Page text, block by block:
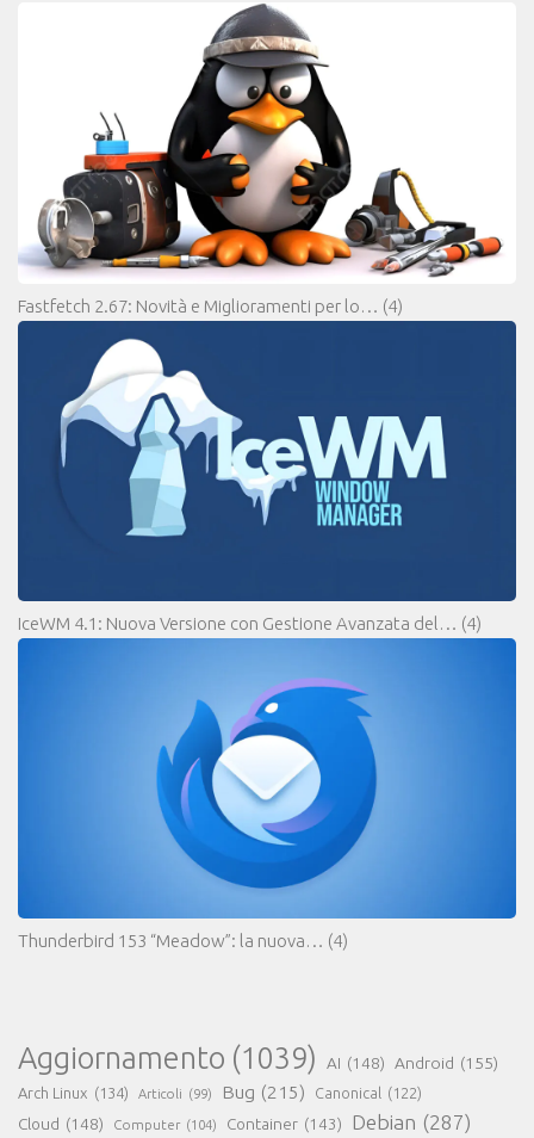
Fastfetch 2.67: Novità e Miglioramenti per lo… (4)
IceWM 4.1: Nuova Versione con Gestione Avanzata del… (4)
Thunderbird 153 “Meadow”: la nuova… (4)
Aggiornamento (1039) AI (148) Android (155)
Arch Linux (134) Articoli (99) Bug (215) Canonical (122)
Cloud (148) Computer (104) Container (143) Debian (287)